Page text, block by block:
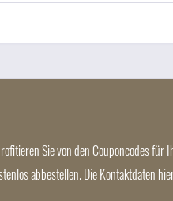
Sie von den Couponcodes
abbestellen. Die Kontaktdaten